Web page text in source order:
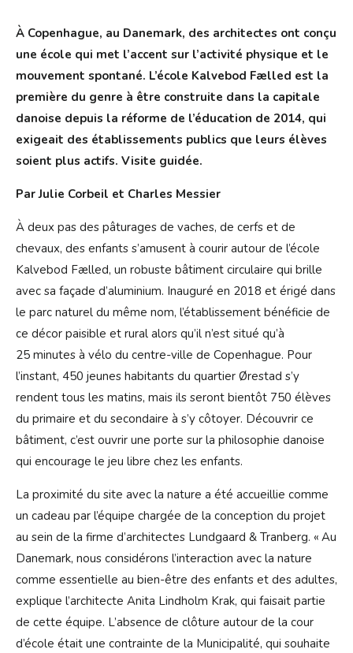
À Copenhague, au Danemark, des architectes ont conçu
une école qui met l’accent sur l’activité physique et le
mouvement spontané. L’école Kalvebod Fælled est la
première du genre à être construite dans la capitale
danoise depuis la réforme de l’éducation de 2014, qui
exigeait des établissements publics que leurs élèves
soient plus actifs. Visite guidée.
Par Julie Corbeil et Charles Messier
À deux pas des pâturages de vaches, de cerfs et de
chevaux, des enfants s’amusent à courir autour de l’école
Kalvebod Fælled, un robuste bâtiment circulaire qui brille
avec sa façade d’aluminium. Inauguré en 2018 et érigé dans
le parc naturel du même nom, l’établissement bénéficie de
ce décor paisible et rural alors qu’il n’est situé qu’à
25 minutes à vélo du centre-ville de Copenhague. Pour
l’instant, 450 jeunes habitants du quartier Ørestad s’y
rendent tous les matins, mais ils seront bientôt 750 élèves
du primaire et du secondaire à s’y côtoyer. Découvrir ce
bâtiment, c’est ouvrir une porte sur la philosophie danoise
qui encourage le jeu libre chez les enfants.
La proximité du site avec la nature a été accueillie comme
un cadeau par l’équipe chargée de la conception du projet
au sein de la firme d’architectes Lundgaard & Tranberg. « Au
Danemark, nous considérons l’interaction avec la nature
comme essentielle au bien-être des enfants et des adultes,
explique l’architecte Anita Lindholm Krak, qui faisait partie
de cette équipe. L’absence de clôture autour de la cour
d’école était une contrainte de la Municipalité, qui souhaite